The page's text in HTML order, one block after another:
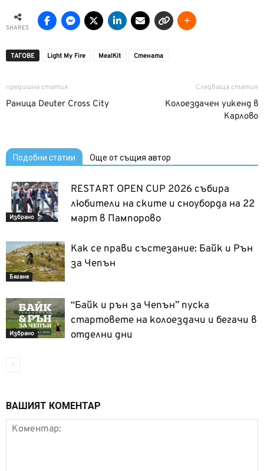
SHARES
ТАГОВЕ Light My Fire MealKit Стената
предишна статия
Раница Deuter Cross City
Следваща статия
Колоездачен уикенд в
Карлово
Подобни статии Още от същия автор
Избрано
RESTART OPEN CUP 2026 събира
любители на ските и сноуборда на 22
март в Пампорово
Бягане
Как се прави състезание: Байк и Рън
за Чепън
Избрано
“Байк и рън за Чепън” пуска
стартовете на колоездачи и бегачи в
отделни дни
ВАШИЯТ КОМЕНТАР